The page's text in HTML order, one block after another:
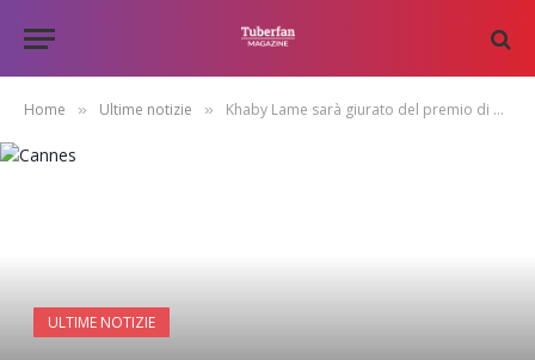
Home » Ultime notizie » Khaby Lame sarà giurato del premio di TikTok a Cannes
ULTIME NOTIZIE